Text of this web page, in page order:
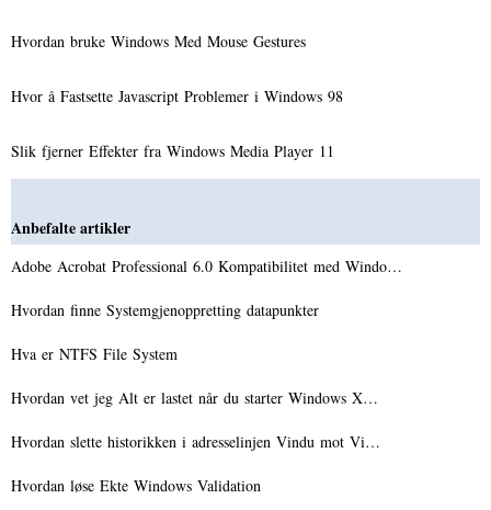
Hvordan bruke Windows Med Mouse Gestures
Hvor å Fastsette Javascript Problemer i Windows 98
Slik fjerner Effekter fra Windows Media Player 11
Anbefalte artikler
Adobe Acrobat Professional 6.0 Kompatibilitet med Windo…
Hvordan finne Systemgjenoppretting datapunkter
Hva er NTFS File System
Hvordan vet jeg Alt er lastet når du starter Windows X…
Hvordan slette historikken i adresselinjen Vindu mot Vi…
Hvordan løse Ekte Windows Validation